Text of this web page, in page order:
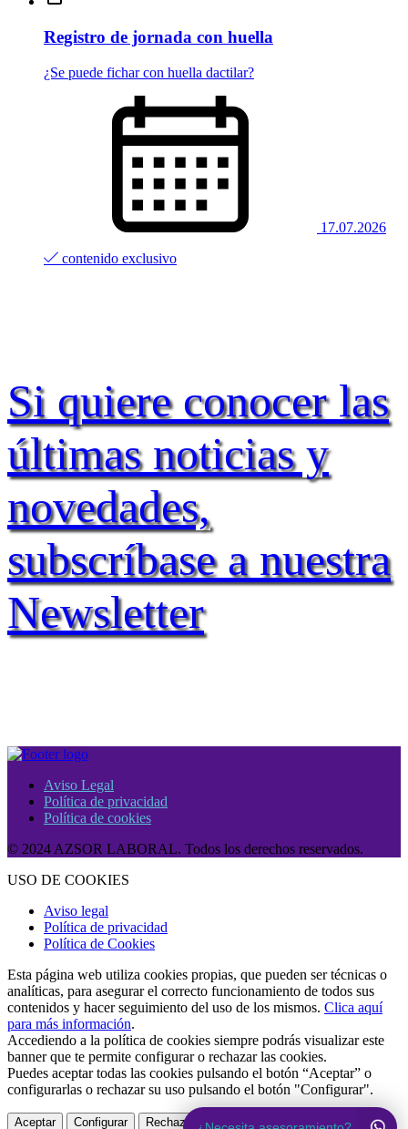
Registro de jornada con huella
¿Se puede fichar con huella dactilar?
17.07.2026
contenido exclusivo
Si quiere conocer las
últimas noticias y
novedades,
subscríbase a nuestra
Newsletter
Aviso Legal
Política de privacidad
Política de cookies
© 2024 AZSOR LABORAL. Todos los derechos reservados.
USO DE COOKIES
Aviso legal
Política de privacidad
Política de Cookies
Esta página web utiliza cookies propias, que pueden ser técnicas o
analíticas, para asegurar el correcto funcionamiento de todos sus
contenidos y hacer seguimiento del uso de los mismos. Clica aquí
para más información.
Accediendo a la política de cookies siempre podrás visualizar este
banner que te permite configurar o rechazar las cookies.
Puedes aceptar todas las cookies pulsando el botón “Aceptar” o
configurarlas o rechazar su uso pulsando el botón "Configurar".
Aceptar Configurar Rechazar